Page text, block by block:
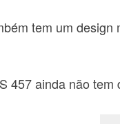
tem um
457 ainda não